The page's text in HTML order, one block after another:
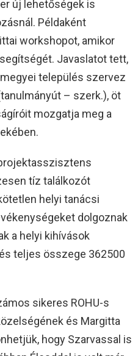
új lehetőségek is
Példaként
workshopot, amikor
Javaslatot tett,
település szervez
– szerk.), öt
mozgatja meg a
tíz találkozót
helyi tanácsi
dolgoznak
a helyi kihívások
teljes összege 362500
sikeres ROHU-s
és Margitta
hogy Szarvassal is